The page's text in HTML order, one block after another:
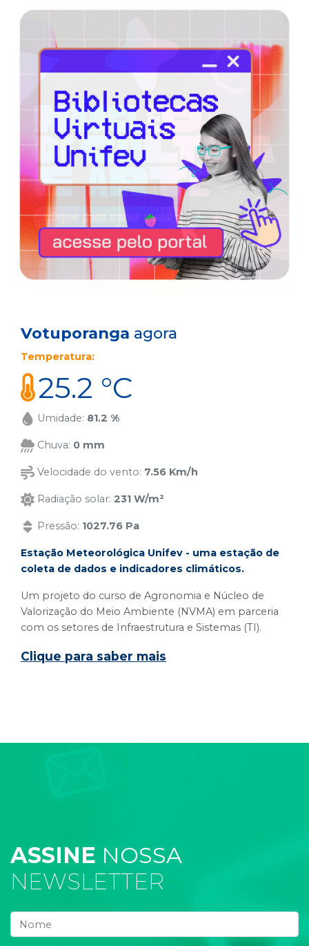
Votuporanga agora
Temperatura:
25.2 °C
Umidade: 81.2 %
Chuva: 0 mm
Velocidade do vento: 7.56 Km/h
Radiação solar: 231 W/m²
Pressão: 1027.76 Pa
Estação Meteorológica Unifev - uma estação de
coleta de dados e indicadores climáticos.
Um projeto do curso de Agronomia e Núcleo de
Valorização do Meio Ambiente (NVMA) em parceria
com os setores de Infraestrutura e Sistemas (TI).
Clique para saber mais
ASSINE NOSSA
NEWSLETTER